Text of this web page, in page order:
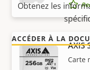
AXIS
Carte
Obtenez les